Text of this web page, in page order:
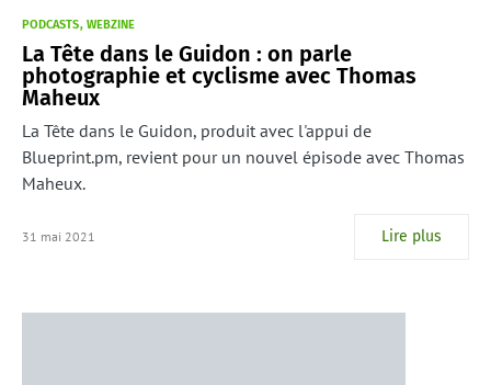
PODCASTS WEBZINE
La Tête dans le Guidon : on parle
photographie et cyclisme avec Thomas
Maheux
La Tête dans le Guidon, produit avec l'appui de
Blueprint.pm, revient pour un nouvel épisode avec Thomas
Maheux.
31 mai 2021 Lire plus